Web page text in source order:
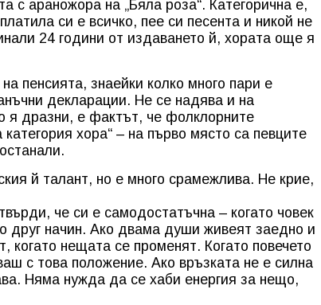
с араножора на „Бяла роза“. Категорична е,
си е всичко, пее си песента и никой не
24 години от издаването й, хората още я
пенсията, знаейки колко много пари е
декларации. Не се надява и на
я дразни, е фактът, че фолклорните
хора“ – на първо място са певците
й талант, но е много срамежлива. Не крие,
че си е самодостатъчна – когато човек
друг начин. Ако двама души живеят заедно и
нещата се променят. Когато повечето
с това положение. Ако връзката не е силна
Няма нужда да се хаби енергия за нещо,